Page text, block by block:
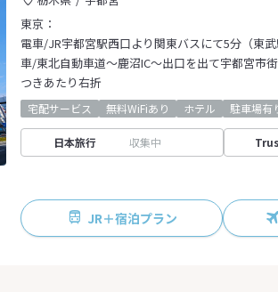
東京：
電車/JR宇都宮駅西口より関東バスにて5分（東武
車/東北自動車道～鹿沼IC～出口を出て宇都宮市
つきあたり右折
宅配サービス 無料WiFiあり ホテル 駐車場有
日本旅行 収集中
JR＋宿泊プラン